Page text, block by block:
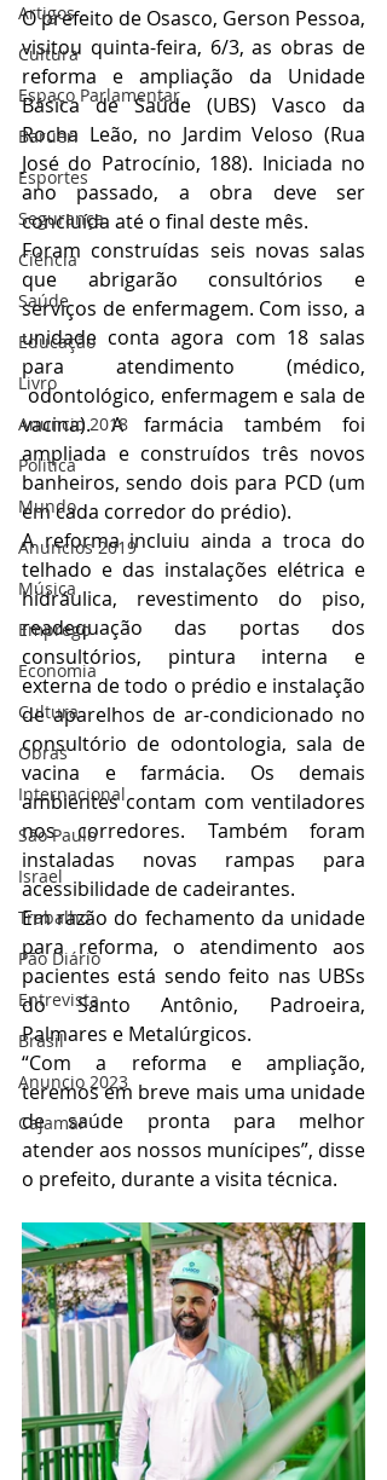
Artigos
Cultura
Espaço Parlamentar
Barueri
Esportes
Segurança
Ciência
Saúde
Educação
Livro
Anuncio 2018
Politica
Mundo
Anuncios 2019
Música
Emprego
Economia
Cultura
Obras
Internacional
São Paulo
Israel
Trabalho
Pão Diário
Entrevista
Brasil
Anuncio 2023
Cajamar
O prefeito de Osasco, Gerson Pessoa,
visitou quinta-feira, 6/3, as obras de
reforma e ampliação da Unidade
Básica de Saúde (UBS) Vasco da
Rocha Leão, no Jardim Veloso (Rua
José do Patrocínio, 188). Iniciada no
ano passado, a obra deve ser
concluída até o final deste mês.
Foram construídas seis novas salas
que abrigarão consultórios e
serviços de enfermagem. Com isso, a
unidade conta agora com 18 salas
para atendimento (médico,
odontológico, enfermagem e sala de
vacina). A farmácia também foi
ampliada e construídos três novos
banheiros, sendo dois para PCD (um
em cada corredor do prédio).
A reforma incluiu ainda a troca do
telhado e das instalações elétrica e
hidráulica, revestimento do piso,
readequação das portas dos
consultórios, pintura interna e
externa de todo o prédio e instalação
de aparelhos de ar-condicionado no
consultório de odontologia, sala de
vacina e farmácia. Os demais
ambientes contam com ventiladores
nos corredores. Também foram
instaladas novas rampas para
acessibilidade de cadeirantes.
Em razão do fechamento da unidade
para reforma, o atendimento aos
pacientes está sendo feito nas UBSs
do Santo Antônio, Padroeira,
Palmares e Metalúrgicos.
“Com a reforma e ampliação,
teremos em breve mais uma unidade
de saúde pronta para melhor
atender aos nossos munícipes”, disse
o prefeito, durante a visita técnica.